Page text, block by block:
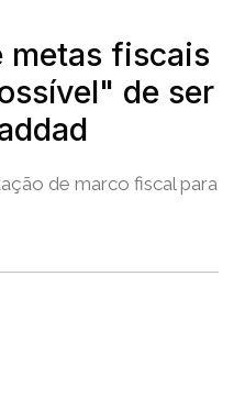
metas fiscais
de ser
de marco fiscal para